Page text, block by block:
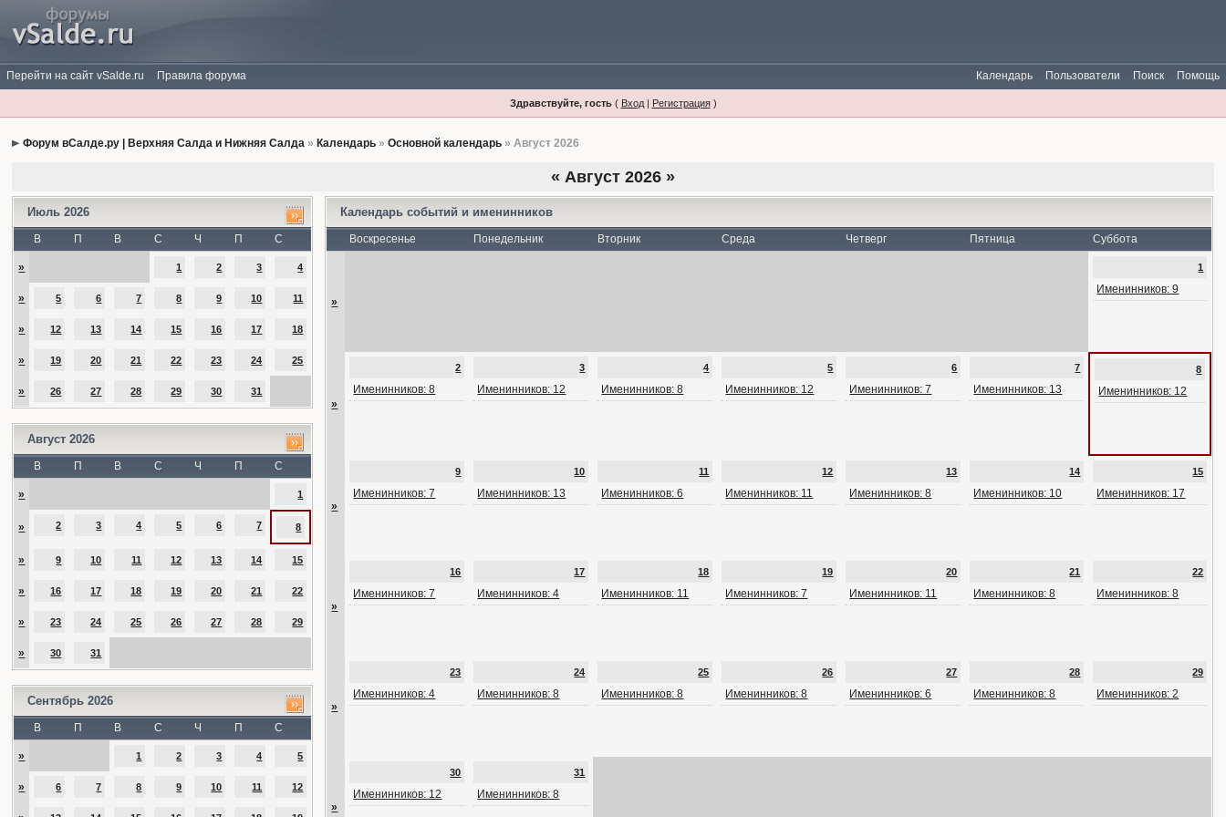
Перейти на сайт vSalde.ru Правила форума Помощь
Поиск
Пользователи
Календарь
Здравствуйте, гость( Вход| Регистрация)
Форум вСалде.ру | Верхняя Салда и Нижняя Салда » Календарь »Основной календарь » Август 2026
« Август 2026 »
Июль 2026
В П В С Ч П С
» 1 2 3 4
» 5 6 7 8 9 10 11
» 12 13 14 15 16 17 18
» 19 20 21 22 23 24 25
» 26 27 28 29 30 31
Август 2026
В П В С Ч П С
» 1
» 2 3 4 5 6 7 8
» 9 10 11 12 13 14 15
» 16 17 18 19 20 21 22
» 23 24 25 26 27 28 29
» 30 31
Сентябрь 2026
В П В С Ч П С
» 1 2 3 4 5
» 6 7 8 9 10 11 12
Календарь событий и именинников
Воскресенье Понедельник Вторник Среда Четверг Пятница Суббота
»
1
Именинников: 9
»
2
Именинников: 8
3
Именинников: 12
4
Именинников: 8
5
Именинников: 12
6
Именинников: 7
7
Именинников: 13
8
Именинников: 12
»
9
Именинников: 7
10
Именинников: 13
11
Именинников: 6
12
Именинников: 11
13
Именинников: 8
14
Именинников: 10
15
Именинников: 17
»
16
Именинников: 7
17
Именинников: 4
18
Именинников: 11
19
Именинников: 7
20
Именинников: 11
21
Именинников: 8
22
Именинников: 8
»
23
Именинников: 4
24
Именинников: 8
25
Именинников: 8
26
Именинников: 8
27
Именинников: 6
28
Именинников: 8
29
Именинников: 2
»
30
Именинников: 12
31
Именинников: 8